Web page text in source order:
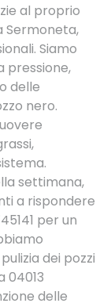
al proprio
Sermoneta,
Siamo
pressione,
delle
nero.
settimana,
a rispondere
per un
dei pozzi
04013
delle